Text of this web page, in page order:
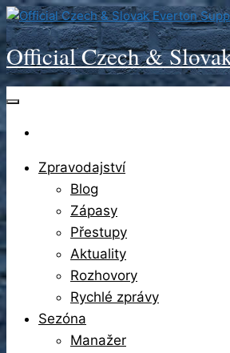
Skip
to
the
content
Official Czech &
Zpravodajství
Blog
Zápasy
Přestupy
Aktuality
Rozhovory
Rychlé zprávy
Sezóna
Manažer